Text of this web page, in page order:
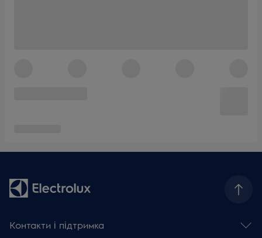
Контакти і підтримка